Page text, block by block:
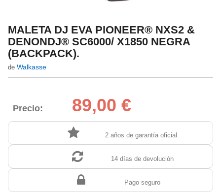
MALETA DJ EVA PIONEER® NXS2 &
DENONDJ® SC6000/ X1850 NEGRA
(BACKPACK).
de Walkasse
Precio: 89,00 €
2 años de garantía oficial
14 días de devolución
Pago seguro